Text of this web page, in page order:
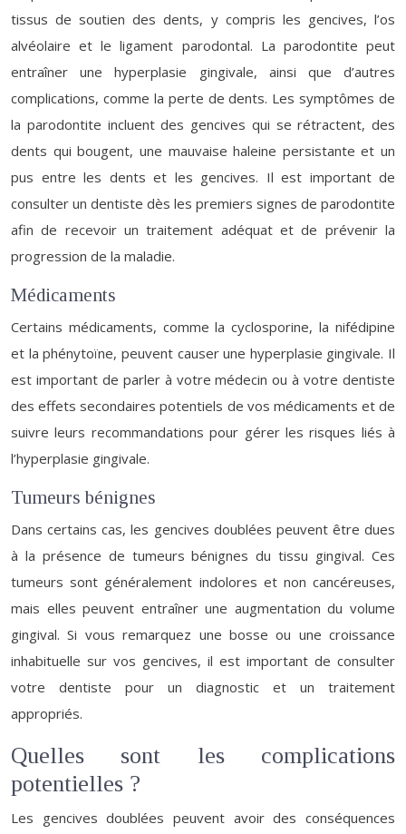
tissus de soutien des dents, y compris les gencives, l’os
alvéolaire et le ligament parodontal. La parodontite peut
entraîner une hyperplasie gingivale, ainsi que d’autres
complications, comme la perte de dents. Les symptômes de
la parodontite incluent des gencives qui se rétractent, des
dents qui bougent, une mauvaise haleine persistante et un
pus entre les dents et les gencives. Il est important de
consulter un dentiste dès les premiers signes de parodontite
afin de recevoir un traitement adéquat et de prévenir la
progression de la maladie.
Médicaments
Certains médicaments, comme la cyclosporine, la nifédipine
et la phénytoïne, peuvent causer une hyperplasie gingivale. Il
est important de parler à votre médecin ou à votre dentiste
des effets secondaires potentiels de vos médicaments et de
suivre leurs recommandations pour gérer les risques liés à
l’hyperplasie gingivale.
Tumeurs bénignes
Dans certains cas, les gencives doublées peuvent être dues
à la présence de tumeurs bénignes du tissu gingival. Ces
tumeurs sont généralement indolores et non cancéreuses,
mais elles peuvent entraîner une augmentation du volume
gingival. Si vous remarquez une bosse ou une croissance
inhabituelle sur vos gencives, il est important de consulter
votre dentiste pour un diagnostic et un traitement
appropriés.
Quelles sont les complications
potentielles ?
Les gencives doublées peuvent avoir des conséquences